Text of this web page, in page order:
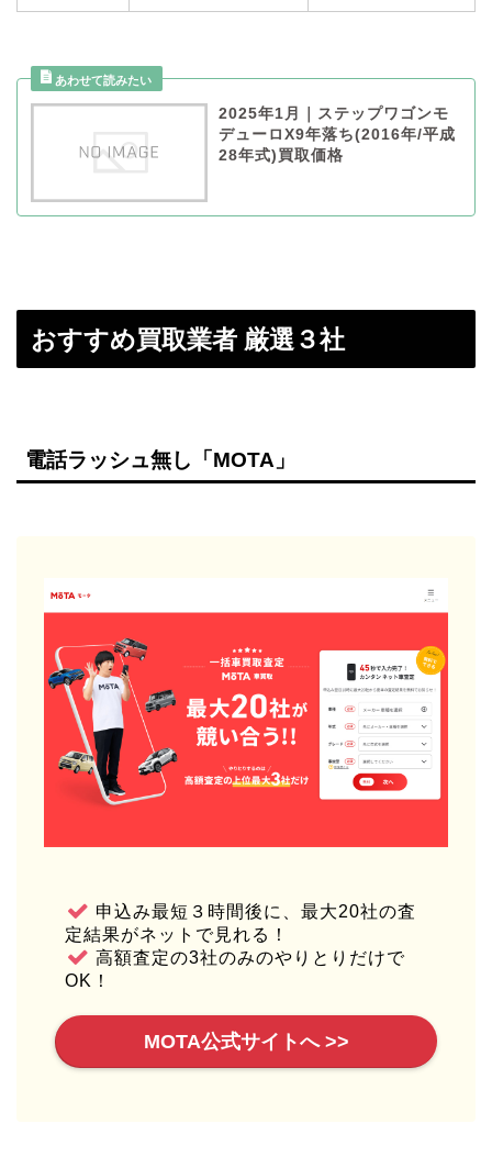
2025年1月｜ステップワゴンモ
デューロX9年落ち(2016年/平成
28年式)買取価格
おすすめ買取業者 厳選３社
電話ラッシュ無し「MOTA」
申込み最短３時間後に、最大20社の査
定結果がネットで見れる！
高額査定の3社のみのやりとりだけで
OK！
MOTA公式サイトへ >>